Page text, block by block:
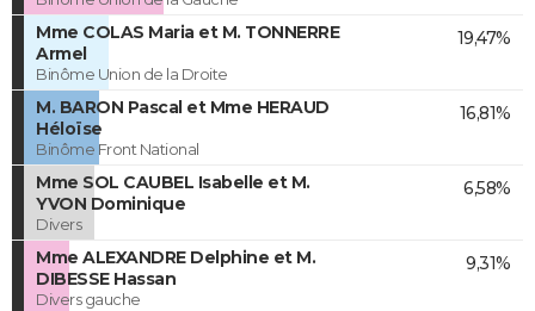
Mme COLAS Maria et M. TONNERRE
Armel
Binôme Union de la Droite
19,47%
M. BARON Pascal et Mme HERAUD
Héloïse
Binôme Front National
16,81%
Mme SOL CAUBEL Isabelle et M.
YVON Dominique
Divers
6,58%
Mme ALEXANDRE Delphine et M.
DIBESSE Hassan
Divers gauche
9,31%